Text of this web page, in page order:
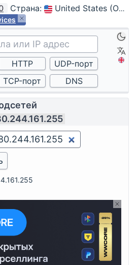
Страна: United States (Ohio, Columbus)